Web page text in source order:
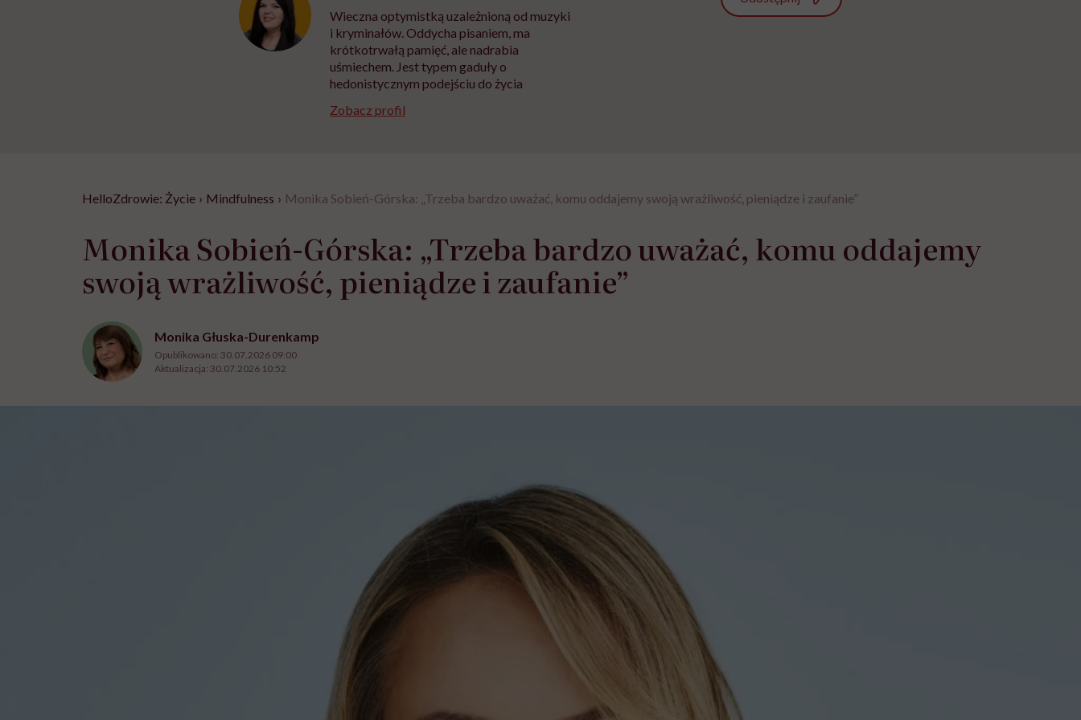
Wieczna optymistką uzależnioną od muzyki
i kryminałów. Oddycha pisaniem, ma
krótkotrwałą pamięć, ale nadrabia
uśmiechem. Jest typem gaduły o
hedonistycznym podejściu do życia
Zobacz profil
HelloZdrowie: Życie › Mindfulness › Monika Sobień-Górska: „Trzeba bardzo uważać, komu oddajemy swoją wrażliwość, pieniądze i zaufanie”
Monika Sobień-Górska: „Trzeba bardzo uważać, komu oddajemy
swoją wrażliwość, pieniądze i zaufanie”
Monika Głuska-Durenkamp
Opublikowano: 30.07.2026 09:00
Aktualizacja: 30.07.2026 10:52